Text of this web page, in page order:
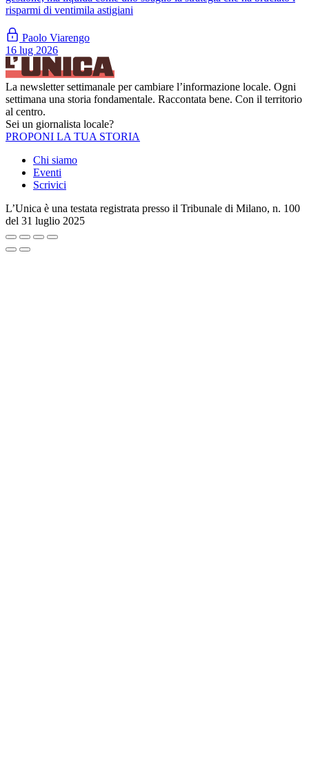
risparmi di ventimila astigiani
Paolo Viarengo
16 lug 2026
La newsletter settimanale per cambiare l’informazione locale. Ogni
settimana una storia fondamentale. Raccontata bene. Con il territorio
al centro.
Sei un giornalista locale?
PROPONI LA TUA STORIA
Chi siamo
Eventi
Scrivici
L’Unica è una testata registrata presso il Tribunale di Milano, n. 100
del 31 luglio 2025